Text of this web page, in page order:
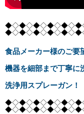
食品メーカー様のご
機器を細部まで丁寧に
洗浄用スプレーガン！